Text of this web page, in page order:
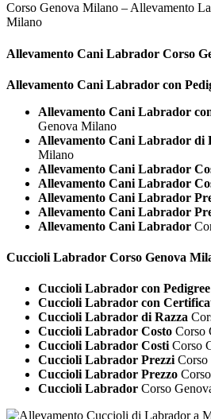
Corso Genova Milano – Allevamento
Milano
Allevamento Cani Labrador Corso
Allevamento Cani Labrador con
Allevamento Cani Labrador
Genova Milano
Allevamento Cani Labrador di
Milano
Allevamento Cani Labrador
Allevamento Cani Labrador
Allevamento Cani Labrador
Allevamento Cani Labrador
Allevamento Cani Labrador
Cuccioli Labrador Corso Genova
Cuccioli Labrador con Pedigree
Cuccioli Labrador con
Cuccioli Labrador di Razza
Cuccioli Labrador Costo Corso
Cuccioli Labrador CostiCorso
Cuccioli Labrador PrezziCorso
Cuccioli Labrador Prezzo
Cuccioli Labrador Corso